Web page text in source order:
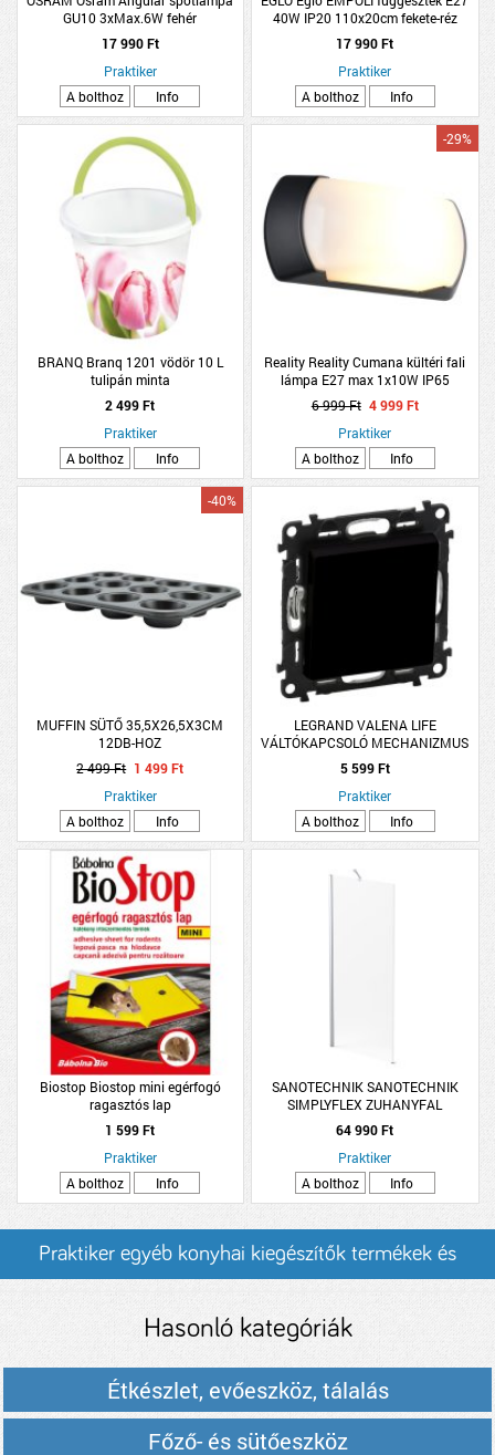
GU10 3xMax.6W fehér
17 990 Ft
Praktiker
A bolthoz
Info
40W IP20 110x20cm fekete-réz
17 990 Ft
Praktiker
A bolthoz
Info
BRANQ Branq 1201 vödör 10 L
tulipán minta
2 499 Ft
Praktiker
A bolthoz
Info
Reality Reality Cumana kültéri fali
lámpa E27 max 1x10W IP65
26X12cm fekete
-29%
6 999 Ft 4 999 Ft
Praktiker
A bolthoz
Info
MUFFIN SÜTŐ 35,5X26,5X3CM
12DB-HOZ
-40%
2 499 Ft 1 499 Ft
Praktiker
A bolthoz
Info
LEGRAND VALENA LIFE
VÁLTÓKAPCSOLÓ MECHANIZMUS
BURKOLATTAL, 10 AX, FEKETE
5 599 Ft
Praktiker
A bolthoz
Info
Biostop Biostop mini egérfogó
ragasztós lap
1 599 Ft
Praktiker
A bolthoz
Info
SANOTECHNIK SANOTECHNIK
SIMPLYFLEX ZUHANYFAL
80X193,5CM 5MM KRÓM PROFIL
64 990 Ft
Praktiker
A bolthoz
Info
Praktiker egyéb konyhai kiegészítők termékek és
Hasonló kategóriák
Étkészlet, evőeszköz, tálalás
Főző- és sütőeszköz